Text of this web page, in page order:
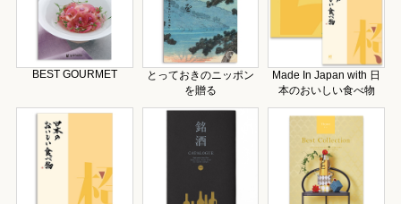
BEST GOURMET
とっておきのニッポン
を贈る
Made In Japan with 日
本のおいしい食べ物